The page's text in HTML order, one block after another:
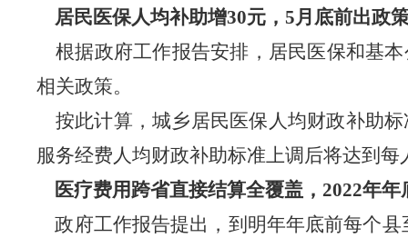
居民医保人均补助增30元，5月底前出政
根据政府工作报告安排，居民医保和基
相关政策。
按此计算，城乡居民医保人均财政补助
服务经费人均财政补助标准上调后将达到每
医疗费用跨省直接结算全覆盖，2022年年
政府工作报告提出，到明年年底前每个县